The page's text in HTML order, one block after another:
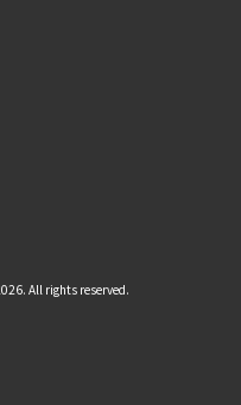
All rights reserved.